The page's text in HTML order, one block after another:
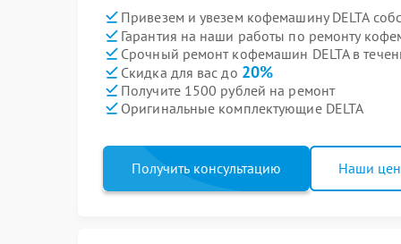
Привезем и увезем кофемашину DELTA
Гарантия на наши работы по ремонту
Срочный ремонт кофемашин DELTA в
Скидка для вас до 20%
Получите 1500 рублей на ремонт
Оригинальные комплектующие DELTA
Получить консультацию Наши